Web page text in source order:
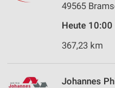
49565
Heute 10:00
367,23 km
Johannes